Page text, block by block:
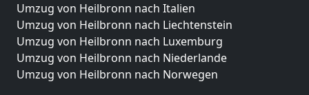
Umzug von Heilbronn nach Italien
Umzug von Heilbronn nach Liechtenstein
Umzug von Heilbronn nach Luxemburg
Umzug von Heilbronn nach Niederlande
Umzug von Heilbronn nach Norwegen